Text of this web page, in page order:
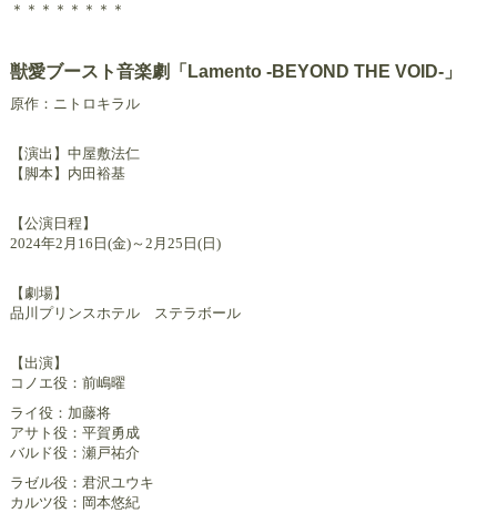
＊＊＊＊＊＊＊＊
獣愛ブースト音楽劇「Lamento -BEYOND THE VOID-」
原作：ニトロキラル
【演出】中屋敷法仁
【脚本】内田裕基
【公演日程】
2024年2月16日(金)～2月25日(日)
【劇場】
品川プリンスホテル ステラボール
【出演】
コノエ役：前嶋曜
ライ役：加藤将
アサト役：平賀勇成
バルド役：瀬戸祐介
ラゼル役：君沢ユウキ
カルツ役：岡本悠紀